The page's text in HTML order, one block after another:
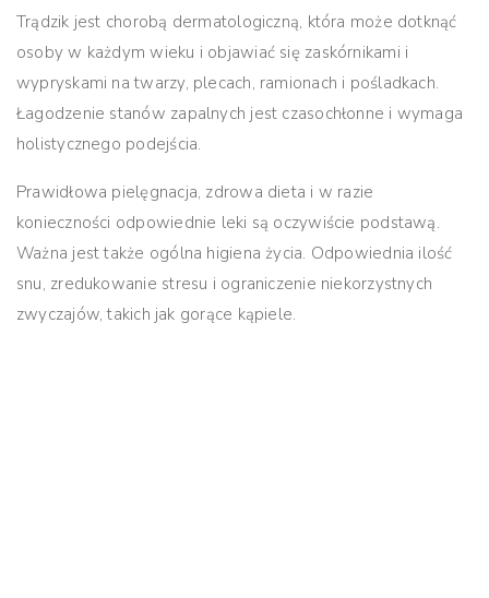
Trądzik jest chorobą dermatologiczną, która może dotknąć
osoby w każdym wieku i objawiać się zaskórnikami i
wypryskami na twarzy, plecach, ramionach i pośladkach.
Łagodzenie stanów zapalnych jest czasochłonne i wymaga
holistycznego podejścia.
Prawidłowa pielęgnacja, zdrowa dieta i w razie
konieczności odpowiednie leki są oczywiście podstawą.
Ważna jest także ogólna higiena życia. Odpowiednia ilość
snu, zredukowanie stresu i ograniczenie niekorzystnych
zwyczajów, takich jak gorące kąpiele.